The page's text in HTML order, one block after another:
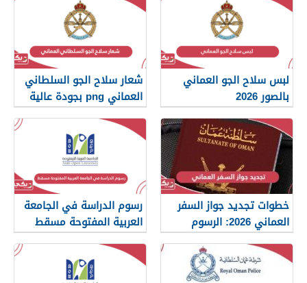
لبس سلاح الجو العماني
بالصور 2026
شعار سلاح الجو السلطاني
العماني png بجودة عالية
2026
خطوات تجديد جواز السفر
العماني 2026: الرسوم
والمستندات المطلوبة
رسوم الدراسة في الجامعة
العربية المفتوحة مسقط
2026